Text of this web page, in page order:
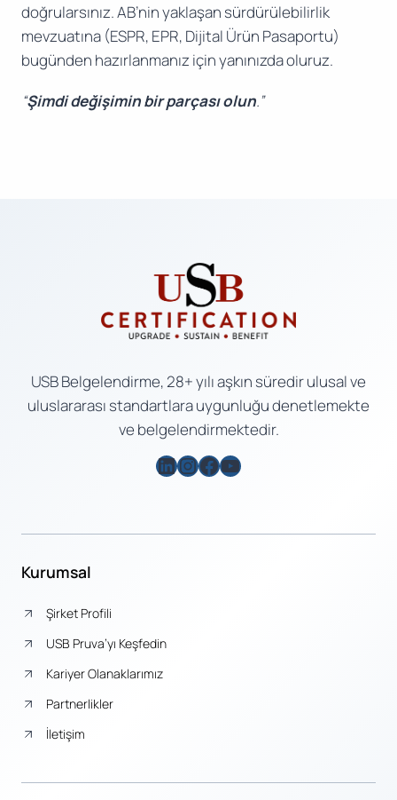
doğrularsınız. AB’nin yaklaşan sürdürülebilirlik
mevzuatına (ESPR, EPR, Dijital Ürün Pasaportu)
bugünden hazırlanmanız için yanınızda oluruz.
“Şimdi değişimin bir parçası olun.”
USB Belgelendirme, 28+ yılı aşkın süredir ulusal ve
uluslararası standartlara uygunluğu denetlemekte
ve belgelendirmektedir.
LinkedIn
Instagram
Facebook
YouTube
Kurumsal
Şirket Profili
USB Pruva’yı Keşfedin
Kariyer Olanaklarımız
Partnerlikler
İletişim